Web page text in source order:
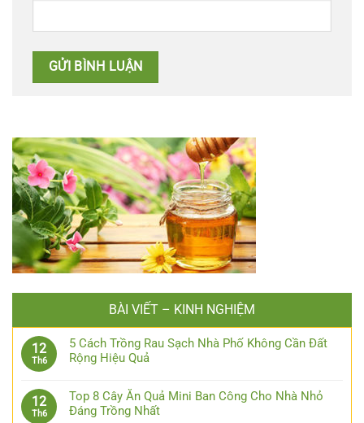
BÀI VIẾT – KINH NGHIỆM
12
Th6
5 Cách Trồng Rau Sạch Nhà Phố Không Cần Đất
Rộng Hiệu Quả
12
Th6
Top 8 Cây Ăn Quả Mini Ban Công Cho Nhà Nhỏ
Đáng Trồng Nhất